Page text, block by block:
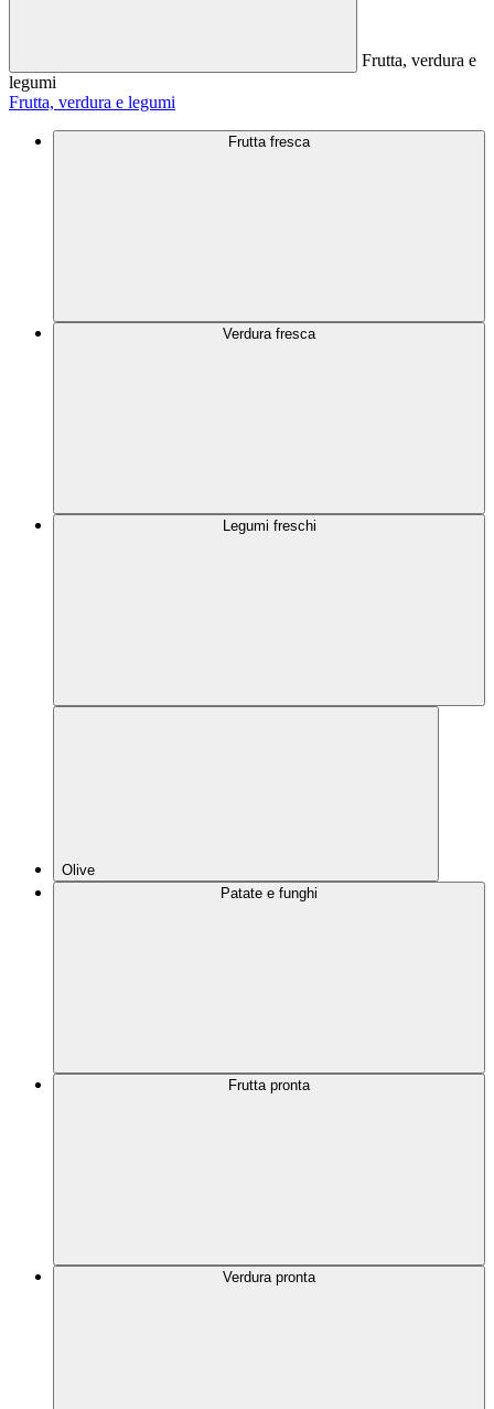
Frutta, verdura e
legumi
Frutta, verdura e legumi
Frutta fresca
Verdura fresca
Legumi freschi
Olive
Patate e funghi
Frutta pronta
Verdura pronta